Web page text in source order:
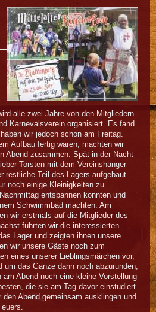
alle zwei Jahre von den Mitgliedern
Karnevalsverein organisiert. Es fand
wir jedoch schon am Freitag.
Aufbau fertig waren, machten wir
Abend zusammen. Spät in der Nacht
Torsten mit dem Vereinshänger
restliche Teil des Lagers aufgebaut.
noch einige Kleinigkeiten zu
entspannen konnten und
Schwimmbad machten. Am
wir erstmals auf die Mitglieder des
führten wir die interessierten
Lager und zeigten ihnen unsere
wir unsere Gäste noch zum
eines unserer Lieblingsmärchen vor,
um das Ganze dann noch abzurunden,
am Abend noch eine kleine Vorstellung
die sie am Tag davor einstudiert
Abend gemeinsam ausklingen und